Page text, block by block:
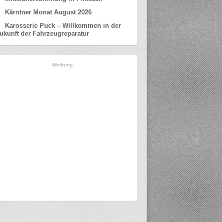
Kärntner Monat August 2026
Karosserie Puck – Willkommen in der
der Fahrzeugreparatur
Werbung